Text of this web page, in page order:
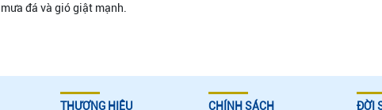
mưa đá và gió giật mạnh.
THƯƠNG HIỆU CHÍNH SÁCH ĐỜI